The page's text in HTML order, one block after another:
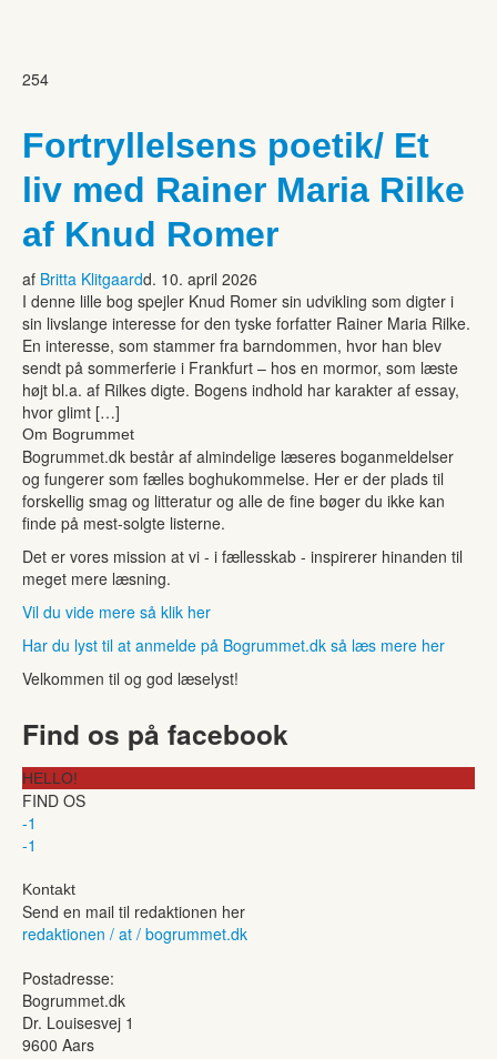
254
Fortryllelsens poetik/ Et
liv med Rainer Maria Rilke
af Knud Romer
af Britta Klitgaardd. 10. april 2026
I denne lille bog spejler Knud Romer sin udvikling som digter i
sin livslange interesse for den tyske forfatter Rainer Maria Rilke.
En interesse, som stammer fra barndommen, hvor han blev
sendt på sommerferie i Frankfurt – hos en mormor, som læste
højt bl.a. af Rilkes digte. Bogens indhold har karakter af essay,
hvor glimt […]
Om Bogrummet
Bogrummet.dk består af almindelige læseres boganmeldelser
og fungerer som fælles boghukommelse. Her er der plads til
forskellig smag og litteratur og alle de fine bøger du ikke kan
finde på mest-solgte listerne.
Det er vores mission at vi - i fællesskab - inspirerer hinanden til
meget mere læsning.
Vil du vide mere så klik her
Har du lyst til at anmelde på Bogrummet.dk så læs mere her
Velkommen til og god læselyst!
Find os på facebook
HELLO!
FIND OS
-1
-1
Kontakt
Send en mail til redaktionen her
redaktionen / at / bogrummet.dk
Postadresse:
Bogrummet.dk
Dr. Louisesvej 1
9600 Aars